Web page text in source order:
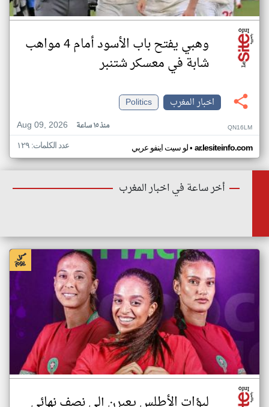
وهبي يفتح باب الأسود أمام 4 مواهب
شابة في معسكر شتنبر
اخبار المغرب
Politics
Aug 09, 2026
منذ ١٥ ساعة QN16LM
لو سيت اينفو عربي• ar.lesiteinfo.com عدد الكلمات: ١٢٩
أخر ساعة في اخبار المغرب